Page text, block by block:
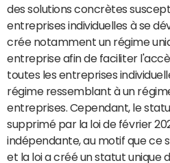
des solutions concrètes
entreprises individuelles à se
crée notamment un régime
entreprise afin de faciliter l'accès
toutes les entreprises
régime ressemblant à un
entreprises. Cependant, le
supprimé par la loi de février
indépendante, au motif que ce
et la loi a créé un statut unique